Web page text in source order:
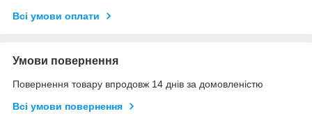
Всі умови оплати
Умови повернення
Повернення товару впродовж 14 днів за домовленістю
Всі умови повернення